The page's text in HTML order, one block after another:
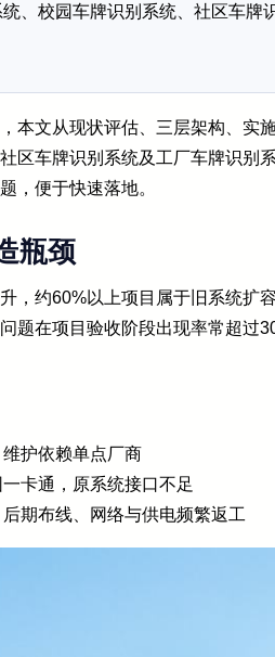
、校园车牌识别系统、社区车
本文从现状评估、三层架构、实
区车牌识别系统及工厂车牌识别
，便于快速落地。
瓶颈
，约60%以上项目属于旧系统扩
题在项目验收阶段出现率常超过
护依赖单点厂商
卡通，原系统接口不足
期布线、网络与供电频繁返工